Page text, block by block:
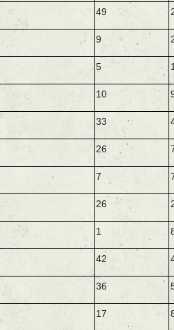
49
9
5
10
33
26
7
26
1
42
36
17